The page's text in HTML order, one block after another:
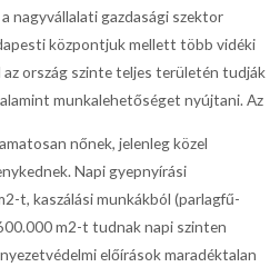
nagyvállalati gazdasági szektor
központjuk mellett több vidéki
az ország szinte teljes területén tudják
munkalehetőséget nyújtani. Az
nőnek, jelenleg közel
Napi gyepnyírási
t, kaszálási munkákból (parlagfű-
m2-t tudnak napi szinten
előírások maradéktalan